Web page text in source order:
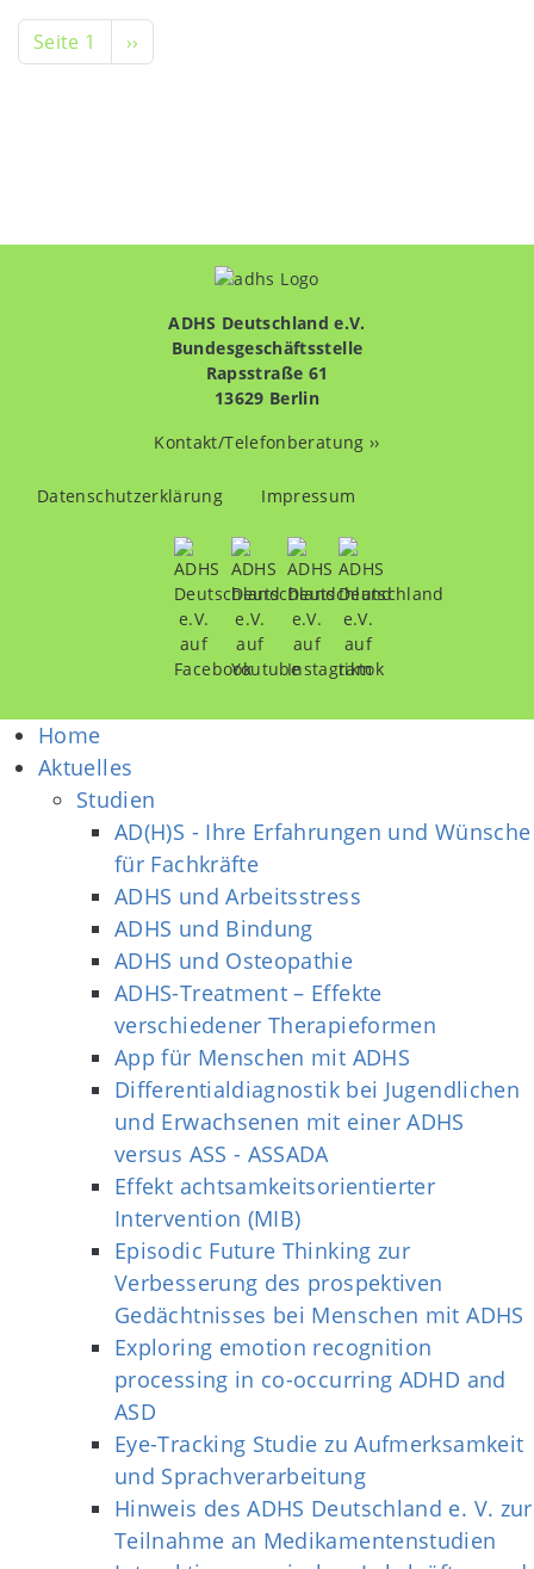
Seitennummerierung
Seite 1 Nächste Seite
››
ADHS Deutschland e.V.
Bundesgeschäftsstelle
Rapsstraße 61
13629 Berlin
Kontakt/Telefonberatung ››
Fußzeilenmenü
Datenschutzerklärung Impressum
Home
Aktuelles
Studien
AD(H)S - Ihre Erfahrungen und Wünsche
für Fachkräfte
ADHS und Arbeitsstress
ADHS und Bindung
ADHS und Osteopathie
ADHS-Treatment – Effekte
verschiedener Therapieformen
App für Menschen mit ADHS
Differentialdiagnostik bei Jugendlichen
und Erwachsenen mit einer ADHS
versus ASS - ASSADA
Effekt achtsamkeitsorientierter
Intervention (MIB)
Episodic Future Thinking zur
Verbesserung des prospektiven
Gedächtnisses bei Menschen mit ADHS
Exploring emotion recognition
processing in co-occurring ADHD and
ASD
Eye-Tracking Studie zu Aufmerksamkeit
und Sprachverarbeitung
Hinweis des ADHS Deutschland e. V. zur
Teilnahme an Medikamentenstudien